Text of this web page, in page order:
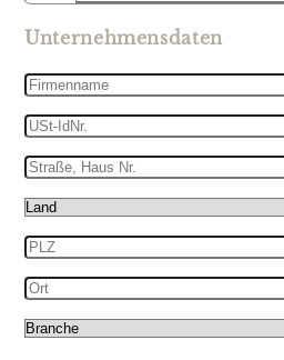
Unternehmensdaten
Firmenname
USt-
IdNr.
Straße,
Haus
Nr.
Land
PLZ
Ort
Branche